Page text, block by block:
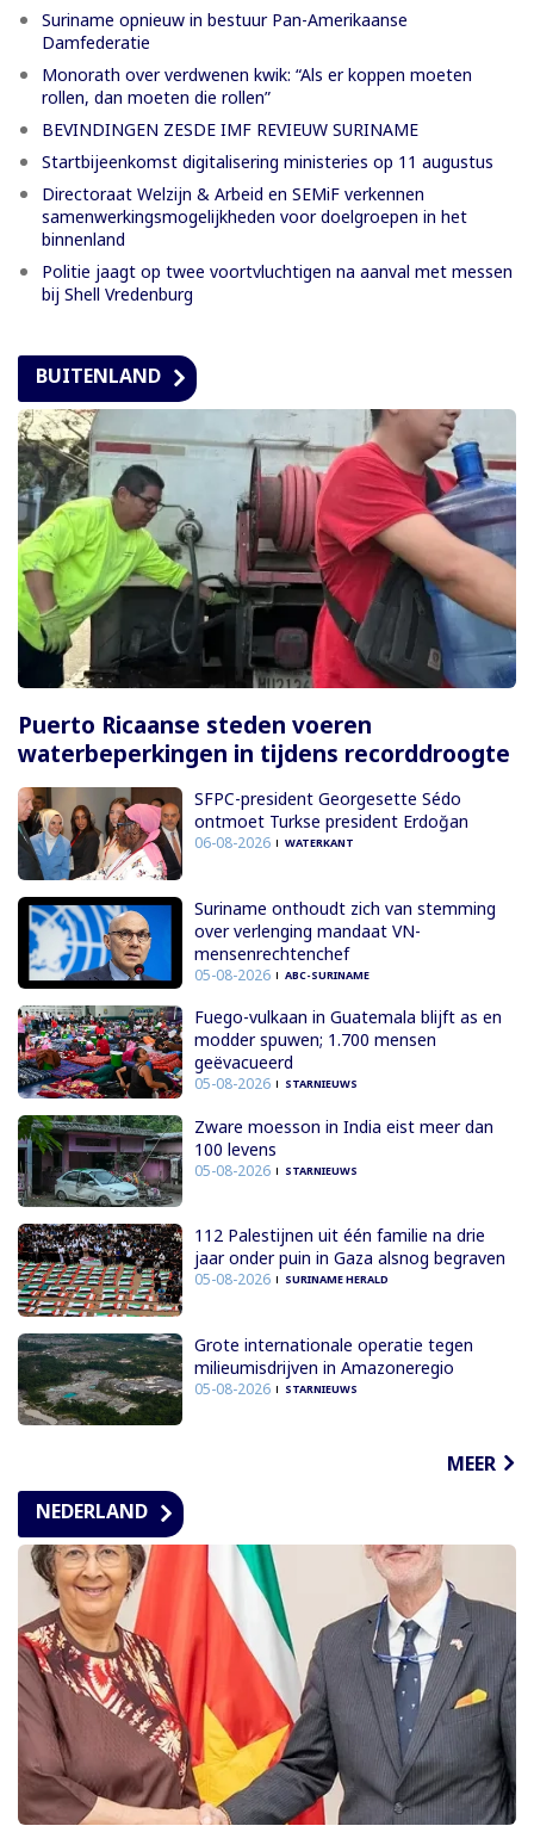
Suriname opnieuw in bestuur Pan-Amerikaanse
Damfederatie
Monorath over verdwenen kwik: “Als er koppen moeten
rollen, dan moeten die rollen”
BEVINDINGEN ZESDE IMF REVIEUW SURINAME
Startbijeenkomst digitalisering ministeries op 11 augustus
Directoraat Welzijn & Arbeid en SEMiF verkennen
samenwerkingsmogelijkheden voor doelgroepen in het
binnenland
Politie jaagt op twee voortvluchtigen na aanval met messen
bij Shell Vredenburg
BUITENLAND
Puerto Ricaanse steden voeren
waterbeperkingen in tijdens recorddroogte
SFPC-president Georgesette Sédo
ontmoet Turkse president Erdoğan
06-08-2026 WATERKANT
Suriname onthoudt zich van stemming
over verlenging mandaat VN-
mensenrechtenchef
05-08-2026 ABC-SURINAME
Fuego-vulkaan in Guatemala blijft as en
modder spuwen; 1.700 mensen
geëvacueerd
05-08-2026 STARNIEUWS
Zware moesson in India eist meer dan
100 levens
05-08-2026 STARNIEUWS
112 Palestijnen uit één familie na drie
jaar onder puin in Gaza alsnog begraven
05-08-2026 SURINAME HERALD
Grote internationale operatie tegen
milieumisdrijven in Amazoneregio
05-08-2026 STARNIEUWS
MEER
NEDERLAND